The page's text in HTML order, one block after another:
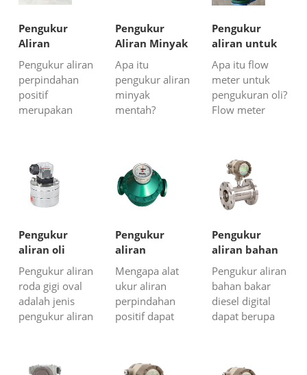
Pengukur
Aliran
Perpindahan
Positif untuk
pengukuran
oli cetakan
Pengukur aliran
perpindahan
positif
merupakan
mengukur
minyak cetakan
karena
akurat dan
andal.
perpindahan
positif
umumnya
cocok untuk
Pengukur
Aliran Minyak
Mentah
Apa itu
pengukur aliran
minyak
mentah?
yang digunakan
untuk
mengukur laju
mentah dalam
pipa atau
transportasi
lainnya.
Pengukur aliran
in...
Pengukur
aliran untuk
pengukuran
oli
Apa itu flow
meter untuk
pengukuran oli?
Flow meter
ideal untuk
pengukuran oli.
Flow meter ini
akurasi tinggi
dan kinerja
yang andal;
kam...
Pengukur
aliran oli
aliran rendah
Pengukur aliran
roda gigi oval
adalah jenis
pengukur aliran
Aliran oli
Pengukur
aliran
perpindahan
positif untuk
bahan bakar
dan minyak
Mengapa alat
ukur aliran
perpindahan
positif dapat
bakar dan
Pengukur
aliran bahan
bakar diesel
digital
Pengukur aliran
bahan bakar
diesel digital
dapat berupa